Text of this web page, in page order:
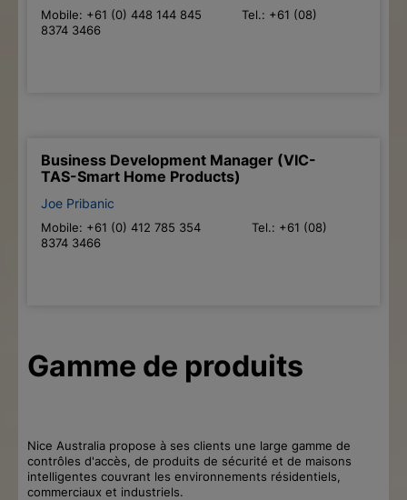
Mobile: +61 (0) 448 144 845 Tel.: +61 (08)
8374 3466
Business Development Manager (VIC-
TAS-Smart Home Products)
Joe Pribanic
Mobile: +61 (0) 412 785 354 Tel.: +61 (08)
8374 3466
Gamme de produits
Nice Australia propose à ses clients une large gamme de
contrôles d'accès, de produits de sécurité et de maisons
intelligentes couvrant les environnements résidentiels,
commerciaux et industriels.